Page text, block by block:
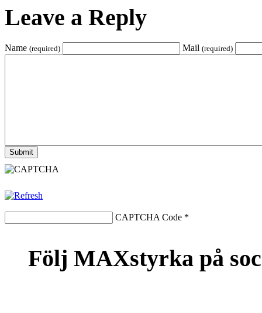
Leave a Reply
Name (required) Mail (required)
CAPTCHA Code *
Följ MAXstyrka på